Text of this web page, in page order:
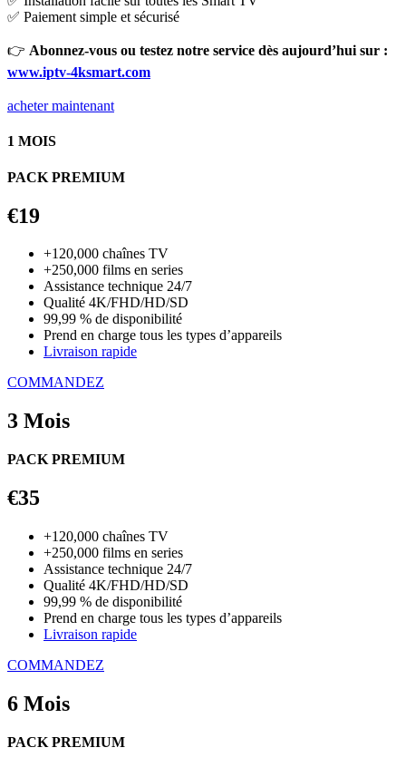
✅ Paiement simple et sécurisé
👉 Abonnez-vous ou testez notre service dès aujourd’hui sur :
www.iptv-4ksmart.com
acheter maintenant
1 MOIS
PACK PREMIUM
€19
+120,000 chaînes TV
+250,000 films en series
Assistance technique 24/7
Qualité 4K/FHD/HD/SD
99,99 % de disponibilité
Prend en charge tous les types d’appareils
Livraison rapide
COMMANDEZ
3 Mois
PACK PREMIUM
€35
+120,000 chaînes TV
+250,000 films en series
Assistance technique 24/7
Qualité 4K/FHD/HD/SD
99,99 % de disponibilité
Prend en charge tous les types d’appareils
Livraison rapide
COMMANDEZ
6 Mois
PACK PREMIUM